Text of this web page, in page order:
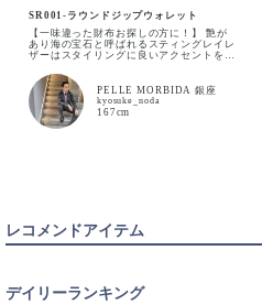
NAVY
SR001-ラウンドジップウォレット
【一味違った財布お探しの方に！】 艶が
あり海の宝石と呼ばれるスティングレイレ
ザーはスタイリングに良いアクセントを加
片手にお出かけにぜひ！
PELLE MORBIDA 銀座
kyosuke_noda
167cm
レコメンドアイテム
デイリーランキング